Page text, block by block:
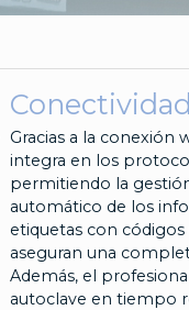
Gracias a la conexión
integra en los
permitiendo la
automático de los
etiquetas con códigos
aseguran una
Además, el
autoclave en tiempo